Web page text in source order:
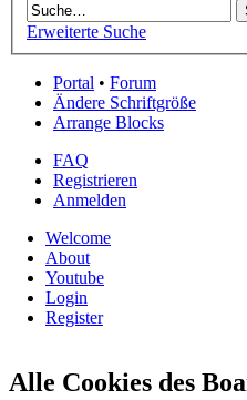
Erweiterte Suche
Portal • Forum
Ändere Schriftgröße
Arrange Blocks
FAQ
Registrieren
Anmelden
Welcome
About
Youtube
Login
Register
Alle Cookies des